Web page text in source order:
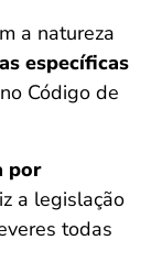
a natureza
específicas
Código de
por
a legislação
todas